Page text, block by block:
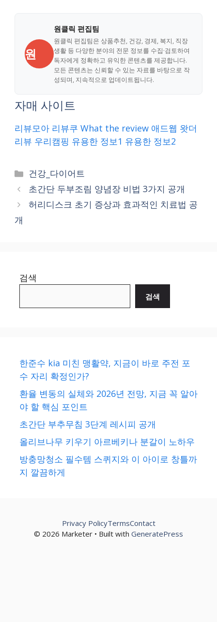
원
원클릭 편집팀
원클릭 편집팀은 상품추천, 건강, 경제, 복지, 직장
생활 등 다양한 분야의 전문 정보를 수집·검토하여
독자에게 정확하고 유익한 콘텐츠를 제공합니다.
모든 콘텐츠는 신뢰할 수 있는 자료를 바탕으로 작
성되며, 지속적으로 업데이트됩니다.
자매 사이트
리뷰모아 리뷰쿠 What the review 애드웹 왓더
리뷰 우리캠핑 유용한 정보1 유용한 정보2
Categories
건강_다이어트
초간단 두부조림 양념장 비법 3가지 공개
허리디스크 초기 증상과 효과적인 치료법 공
개
검색
검색
한준수 kia 미친 맹활약, 지금이 바로 주전 포
수 자리 확정인가?
환율 변동의 실체와 2026년 전망, 지금 꼭 알아
야 할 핵심 포인트
초간단 부추무침 3단계 레시피 공개
올리브나무 키우기 아르베키나 분갈이 노하우
방충망청소 필수템 스퀴지와 이 아이로 창틀까
지 깔끔하게
© 2026 Marketer • Built with GeneratePress
Privacy PolicyTermsContact